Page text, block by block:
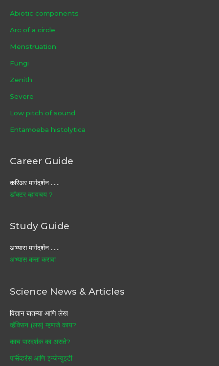
Abiotic components
Arc of a circle
Menstruation
Fungi
Zenith
Severe
Low pitch of sound
Entamoeba histolytica
Career Guide
करिअर मार्गदर्शन ……
डॉक्टर व्हायचय ?
Study Guide
अभ्यास मार्गदर्शन ……
अभ्यास कसा करावा
Science News & Articles
विज्ञान बातम्या आणि लेख
व्हॅक्सिन (लस) म्हणजे काय?
काच पारदर्शक का असते?
पर्सिव्हरंस आणि इन्जेन्युइटी